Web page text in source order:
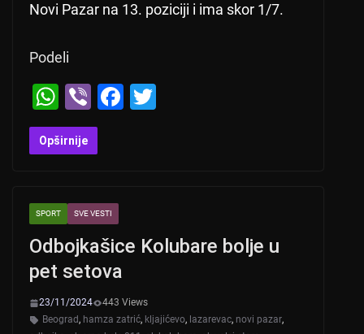
Novi Pazar na 13. poziciji i ima skor 1/7.
Podeli
W
h
at
A
p
p
Vi
b
er
F
o
Opširnije
SPORT SVE VESTI
Odbojkašice Kolubare bolje u
pet setova
23/11/2024
443 Views
Beograd, hamza zatrić, kljajićevo, lazarevac, novi pazar,